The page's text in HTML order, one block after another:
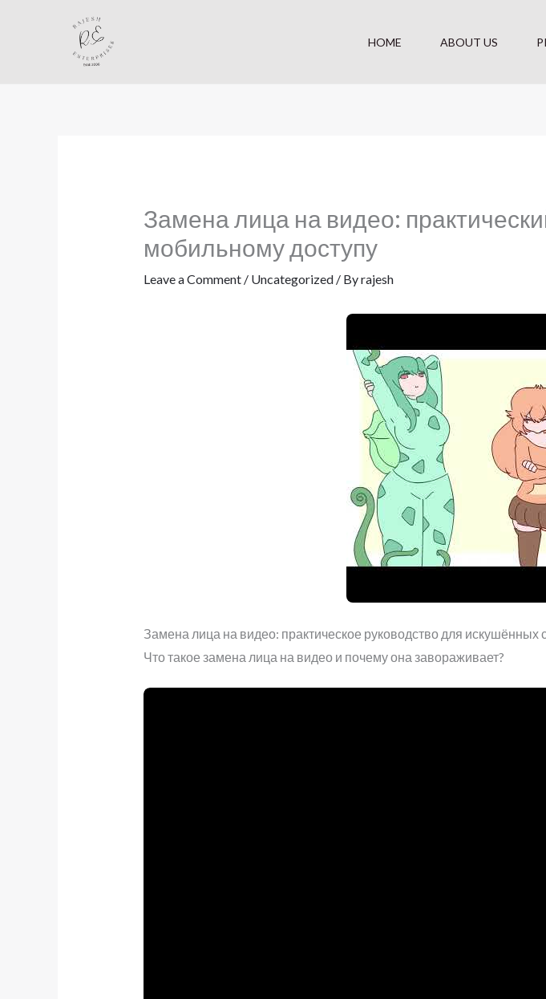
HOME ABOUT US
Замена лица на видео:
мобильному доступу
Leave a Comment / Uncategorized/ Byrajesh
Замена лица на видео: практическое руководство для искушённых
Что такое замена лица на видео и почему она завораживает?